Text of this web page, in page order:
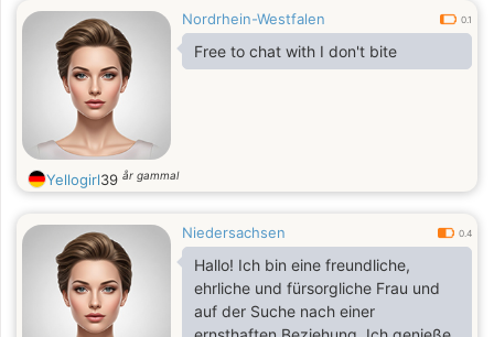
Nordrhein-Westfalen 0.1
Free to chat with I don't bite
Yellogirl39 år gammal
Niedersachsen 0.4
Hallo! Ich bin eine freundliche,
ehrliche und fürsorgliche Frau und
auf der Suche nach einer